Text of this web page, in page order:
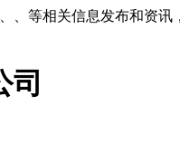
等相关信息发布和资讯